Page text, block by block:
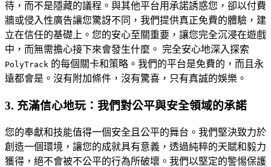
待，而不是隱藏的議程。與其他平台用承諾誘惑您，卻以付費
牆或侵入性廣告讓您驚訝不同，我們提供真正免費的體驗，建
立在信任的基礎上。您的安心至關重要，讓您完全沉浸在遊戲
中，而無需擔心接下來會發生什麼。 完全安心地深入探索
PolyTrack 的每個關卡和策略。我們的平台是免費的，而且永
遠都會是。沒有附加條件，沒有驚喜，只有真誠的娛樂。
3. 充滿信心地玩：我們對公平與安全領域的承諾
您的奉獻和技能值得一個安全且公平的舞台。我們堅決致力於
創造一個環境，讓您的成就具有意義，透過純粹的天賦和毅力
獲得，絕不會被不公平的行為所破壞。我們以堅定的警惕保護